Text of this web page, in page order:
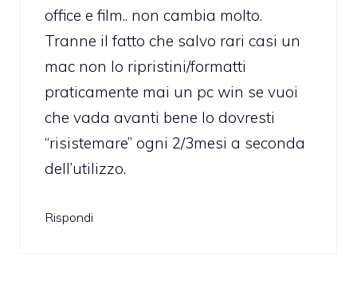
office e film.. non cambia molto.
Tranne il fatto che salvo rari casi un
mac non lo ripristini/formatti
praticamente mai un pc win se vuoi
che vada avanti bene lo dovresti
“risistemare” ogni 2/3mesi a seconda
dell’utilizzo.
Rispondi